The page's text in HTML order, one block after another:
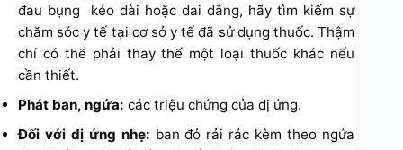
đau bụng kéo dài hoặc dai dẳng, hãy tìm kiếm sự
chăm sóc y tế tại cơ sở y tế đã sử dụng thuốc. Thậm
chí có thể phải thay thế một loại thuốc khác nếu
cần thiết.
Phát ban, ngứa: các triệu chứng của dị ứng.
Đối với dị ứng nhẹ: ban đỏ rải rác kèm theo ngứa